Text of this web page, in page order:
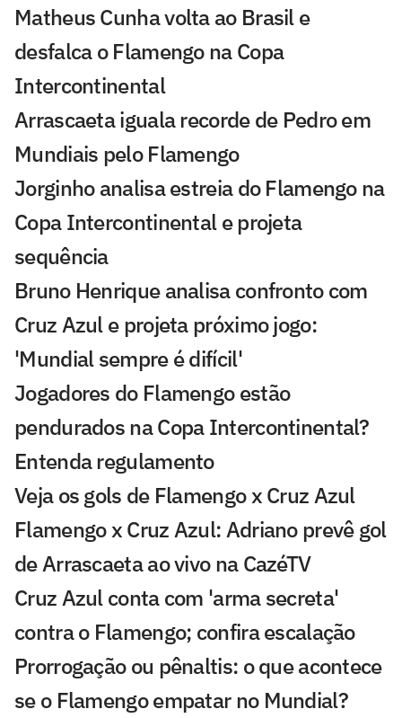
Matheus Cunha volta ao Brasil e
desfalca o Flamengo na Copa
Intercontinental
Arrascaeta iguala recorde de Pedro em
Mundiais pelo Flamengo
Jorginho analisa estreia do Flamengo na
Copa Intercontinental e projeta
sequência
Bruno Henrique analisa confronto com
Cruz Azul e projeta próximo jogo:
'Mundial sempre é difícil'
Jogadores do Flamengo estão
pendurados na Copa Intercontinental?
Entenda regulamento
Veja os gols de Flamengo x Cruz Azul
Flamengo x Cruz Azul: Adriano prevê gol
de Arrascaeta ao vivo na CazéTV
Cruz Azul conta com 'arma secreta'
contra o Flamengo; confira escalação
Prorrogação ou pênaltis: o que acontece
se o Flamengo empatar no Mundial?